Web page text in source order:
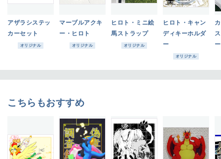
アザラシステッ
カーセット
オリジナル
マーブルアクキ
ー・ヒロト
オリジナル
ヒロト・ミニ絵
馬ストラップ
オリジナル
ヒロト・キャン
ディキーホルダ
ー
オリジナル
こちらもおすすめ